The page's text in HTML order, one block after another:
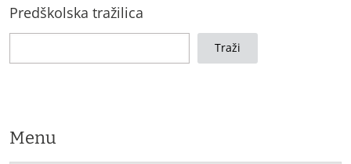
Predškolska tražilica
Traži
Menu